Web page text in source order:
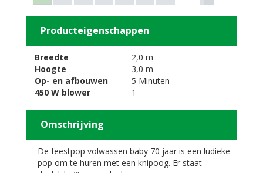
Producteigenschappen
Breedte
2,0 m
Hoogte
3,0 m
Op- en afbouwen
5 Minuten
450 W blower
1
Omschrijving
De feestpop volwassen baby 70 jaar is een ludieke
pop om te huren met een knipoog. Er staat